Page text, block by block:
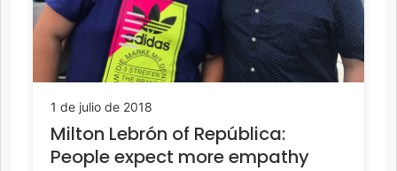
1 de julio de 2018
Milton Lebrón of República:
People expect more empathy